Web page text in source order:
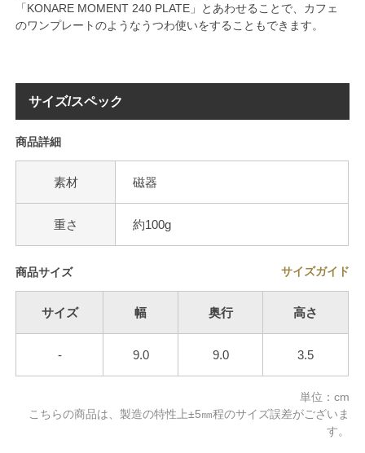
「KONARE MOMENT 240 PLATE」とあわせることで、カフェ
のワンプレートのようなうつわ使いをすることもできます。
サイズ/スペック
商品詳細
素材 磁器
重さ 約100g
商品サイズ サイズガイド
サイズ 幅 奥行 高さ
- 9.0 9.0 3.5
単位：cm
こちらの商品は、製造の特性上±5㎜程のサイズ誤差がございま
す。